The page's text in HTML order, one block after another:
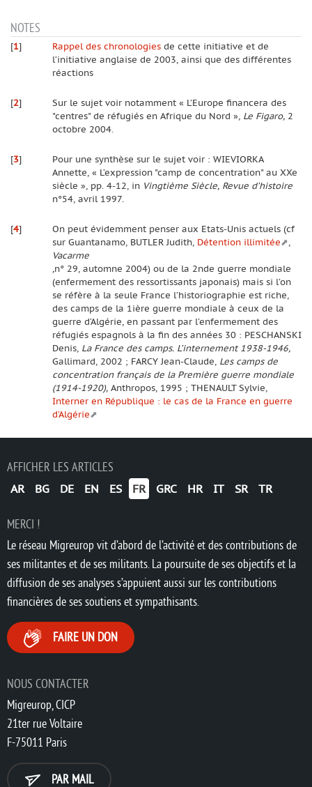
NOTES
[1] Rappel des chronologies de cette initiative et de
l’initiative anglaise de 2003, ainsi que des différentes
réactions
[2]
Sur le sujet voir notamment « L’Europe financera des
"centres" de réfugiés en Afrique du Nord », Le Figaro, 2
octobre 2004.
[3]
Pour une synthèse sur le sujet voir : WIEVIORKA
Annette, « L’expression "camp de concentration" au XXe
siècle », pp. 4-12, in Vingtième Siècle, Revue d’histoire
n°54, avril 1997.
[4]
On peut évidemment penser aux Etats-Unis actuels (cf
sur Guantanamo, BUTLER Judith, Détention illimitée
Vacarme
,n° 29, automne 2004) ou de la 2nde guerre mondiale
(enfermement des ressortissants japonais) mais si l’on
se réfère à la seule France l’historiographie est riche,
des camps de la 1ière guerre mondiale à ceux de la
guerre d’Algérie, en passant par l’enfermement des
réfugiés espagnols à la fin des années 30 : PESCHANSKI
Denis, La France des camps. L’internement 1938-1946,
Gallimard, 2002 ; FARCY Jean-Claude, Les camps de
concentration français de la Première guerre mondiale
(1914-1920), Anthropos, 1995 ; THENAULT Sylvie,
Interner en République : le cas de la France en guerre
d’Algérie
AFFICHER LES ARTICLES
AR BG DE EN ES FR GRC HR IT SR TR
NOUS CONTACTER
Migreurop, CICP
21ter rue Voltaire
F-75011 Paris
PAR MAIL
MERCI !
Le réseau Migreurop vit d’abord de l’activité et des contributions de
ses militantes et de ses militants. La poursuite de ses objectifs et la
diffusion de ses analyses s’appuient aussi sur les contributions
financières de ses soutiens et sympathisants.
FAIRE UN DON